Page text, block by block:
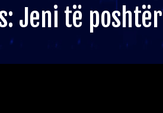
Jeni të poshtër